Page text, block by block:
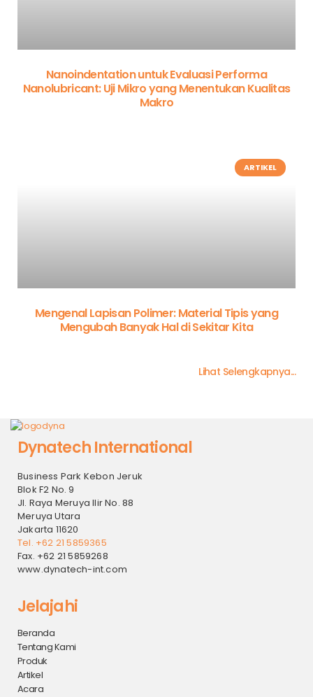
Nanoindentation untuk Evaluasi Performa
Nanolubricant: Uji Mikro yang Menentukan Kualitas
Makro
ARTIKEL
Mengenal Lapisan Polimer: Material Tipis yang
Mengubah Banyak Hal di Sekitar Kita
Lihat Selengkapnya...
Dynatech International
Business Park Kebon Jeruk
Blok F2 No. 9
Jl. Raya Meruya Ilir No. 88
Meruya Utara
Jakarta 11620
Tel. +62 21 5859365
Fax. +62 21 5859268
www.dynatech-int.com
Jelajahi
Beranda
Tentang Kami
Produk
Artikel
Acara